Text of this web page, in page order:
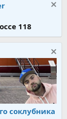
118
соклубника